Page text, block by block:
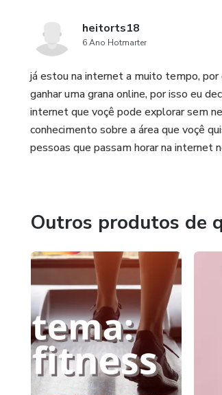
heitorts18
6 Ano Hotmarter
já estou na internet a muito tempo,
ganhar uma grana online, por isso eu
internet que voçê pode explorar sem
conhecimento sobre a área que voçê
pessoas que passam horar na internet
Outros produtos de